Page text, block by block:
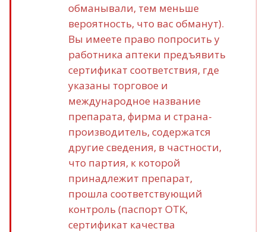
обманывали, тем меньше
вероятность, что вас обманут).
Вы имеете право попросить у
работника аптеки предъявить
сертификат соответствия, где
указаны торговое и
международное название
препарата, фирма и страна-
производитель, содержатся
другие сведения, в частности,
что партия, к которой
принадлежит препарат,
прошла соответствующий
контроль (паспорт ОТК,
сертификат качества